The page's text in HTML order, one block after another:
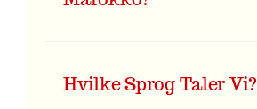
Hvilke Sprog Taler Vi?